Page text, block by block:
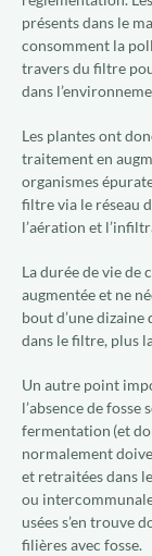
présents dans le
consomment la
travers du filtre
dans
Les plantes ont
traitement en
organismes
filtre via le réseau
l’aération et
La durée de vie de
augmentée et ne
bout d’une dizaine
dans le filtre, plus
Un autre point
l’absence de
fermentation (et
normalement
et retraitées dans
ou
usées s’en trouve
filières avec fosse.